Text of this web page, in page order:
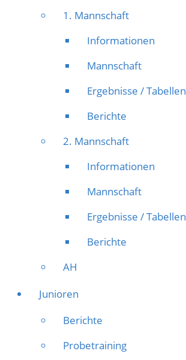
1. Mannschaft
Informationen
Mannschaft
Ergebnisse / Tabellen
Berichte
2. Mannschaft
Informationen
Mannschaft
Ergebnisse / Tabellen
Berichte
AH
Junioren
Berichte
Probetraining